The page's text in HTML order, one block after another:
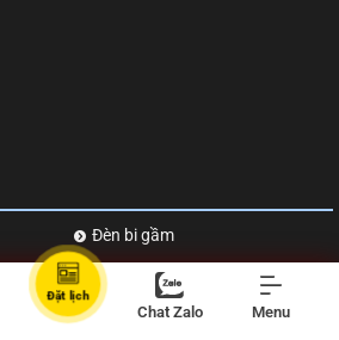
Đèn bi gầm
Camera hành trình
Màn hình Android
Đặt lịch
Chat Zalo Menu